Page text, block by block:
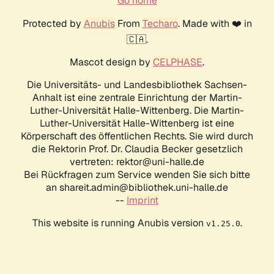
Protected by AnubisFrom Techaro. Made with ❤️ in
🇨🇦.
Mascot design by CELPHASE.
Die Universitäts- und Landesbibliothek Sachsen-
Anhalt ist eine zentrale Einrichtung der Martin-
Luther-Universität Halle-Wittenberg. Die Martin-
Luther-Universität Halle-Wittenberg ist eine
Körperschaft des öffentlichen Rechts. Sie wird durch
die Rektorin Prof. Dr. Claudia Becker gesetzlich
vertreten: rektor@uni-halle.de
Bei Rückfragen zum Service wenden Sie sich bitte
an shareit.admin@bibliothek.uni-halle.de
-- Imprint
This website is running Anubis version v1.25.0.